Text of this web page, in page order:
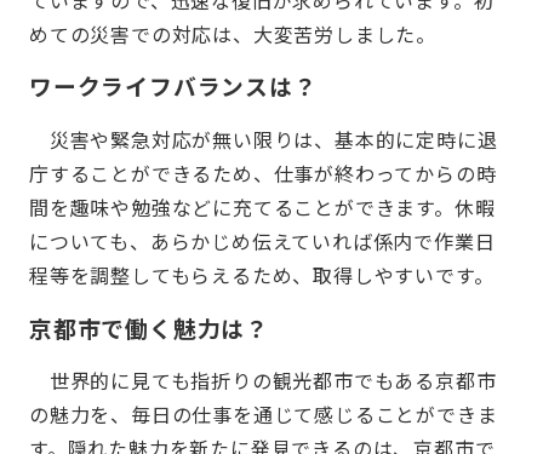
めての災害での対応は、大変苦労しました。
ワークライフバランスは？
災害や緊急対応が無い限りは、基本的に定時に退
庁することができるため、仕事が終わってからの時
間を趣味や勉強などに充てることができます。休暇
についても、あらかじめ伝えていれば係内で作業日
程等を調整してもらえるため、取得しやすいです。
京都市で働く魅力は？
世界的に見ても指折りの観光都市でもある京都市
の魅力を、毎日の仕事を通じて感じることができま